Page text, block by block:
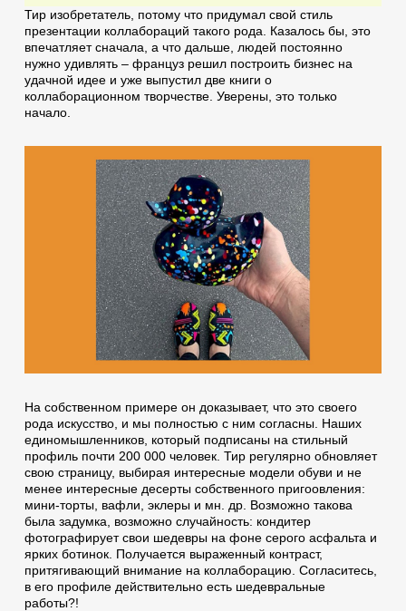
Тир изобретатель, потому что придумал свой стиль
презентации коллабораций такого рода. Казалось бы, это
впечатляет сначала, а что дальше, людей постоянно
нужно удивлять – француз решил построить бизнес на
удачной идее и уже выпустил две книги о
коллаборационном творчестве. Уверены, это только
начало.
На собственном примере он доказывает, что это своего
рода искусство, и мы полностью с ним согласны. Наших
единомышленников, который подписаны на стильный
профиль почти 200 000 человек. Тир регулярно обновляет
свою страницу, выбирая интересные модели обуви и не
менее интересные десерты собственного пригоовления:
мини-торты, вафли, эклеры и мн. др. Возможно такова
была задумка, возможно случайность: кондитер
фотографирует свои шедевры на фоне серого асфальта и
ярких ботинок. Получается выраженный контраст,
притягивающий внимание на коллаборацию. Согласитесь,
в его профиле действительно есть шедевральные
работы?!